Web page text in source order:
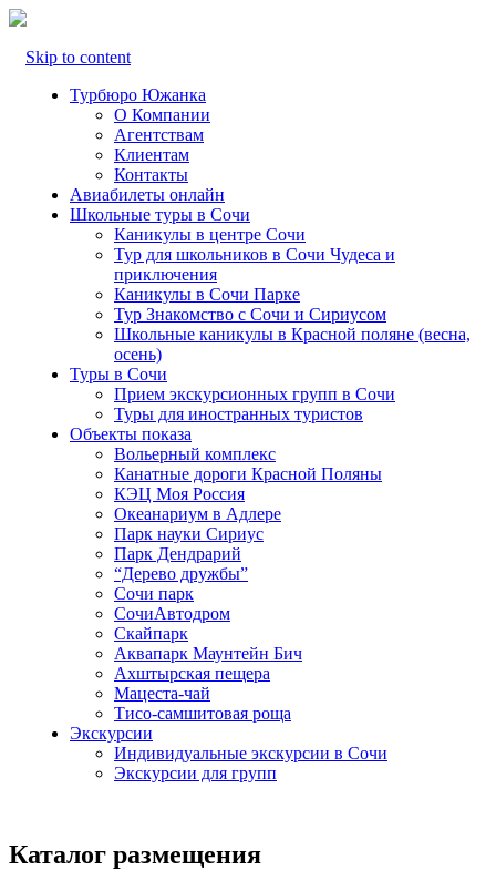
Skip to content
Турбюро Южанка
О Компании
Агентствам
Клиентам
Контакты
Авиабилеты онлайн
Школьные туры в Сочи
Каникулы в центре Сочи
Тур для школьников в Сочи Чудеса и
приключения
Каникулы в Сочи Парке
Тур Знакомство с Сочи и Сириусом
Школьные каникулы в Красной поляне (весна,
осень)
Туры в Сочи
Прием экскурсионных групп в Сочи
Туры для иностранных туристов
Объекты показа
Вольерный комплекс
Канатные дороги Красной Поляны
КЭЦ Моя Россия
Океанариум в Адлере
Парк науки Сириус
Парк Дендрарий
“Дерево дружбы”
Сочи парк
СочиАвтодром
Скайпарк
Аквапарк Маунтейн Бич
Ахштырская пещера
Мацеста-чай
Тисо-самшитовая роща
Экскурсии
Индивидуальные экскурсии в Сочи
Экскурсии для групп
Каталог размещения